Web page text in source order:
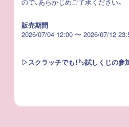
販売期間
2026/07/04 12:00 〜 2026/07/12
▷スクラッチでも！㌧試しくじの参